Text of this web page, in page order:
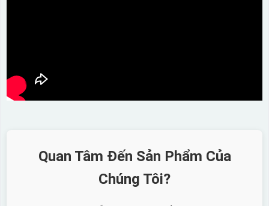
Quan Tâm Đến Sản Phẩm Của
Chúng Tôi?